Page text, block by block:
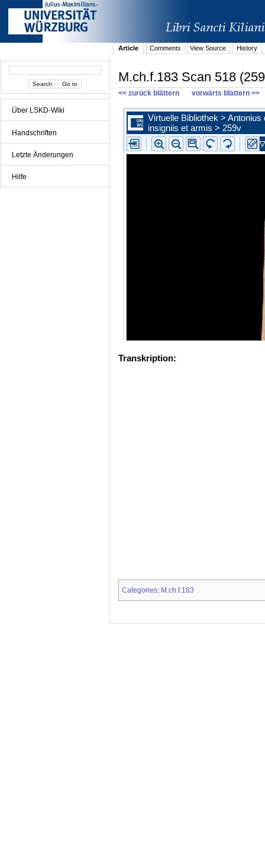
Über LSKD-Wiki
Handschriften
Letzte Änderungen
Hilfe
Article Comments View Source History
M.ch.f.183 Scan 518
<< zurück blättern vorwärts blättern >>
Transkription:
Categories: M.ch.f.183